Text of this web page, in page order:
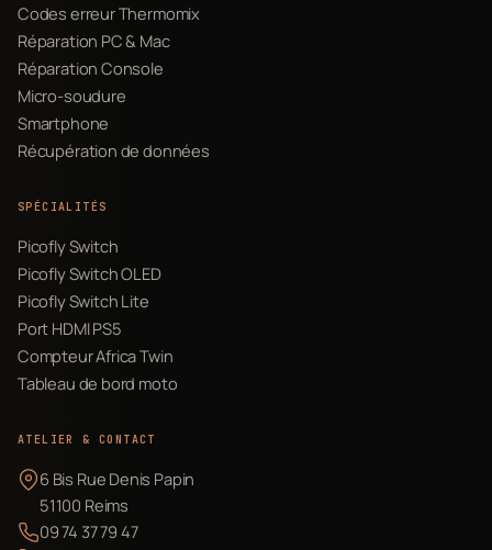
Codes erreur Thermomix
Réparation PC & Mac
Réparation Console
Micro-soudure
Smartphone
Récupération de données
SPÉCIALITÉS
Picofly Switch
Picofly Switch OLED
Picofly Switch Lite
Port HDMI PS5
Compteur Africa Twin
Tableau de bord moto
ATELIER & CONTACT
6 Bis Rue Denis Papin
51100 Reims
09 74 37 79 47